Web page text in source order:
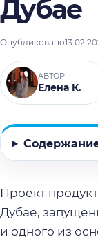
Дубае
Опубликовано
АВТОР
Елена К.
Проект
Дубае,
и одного из